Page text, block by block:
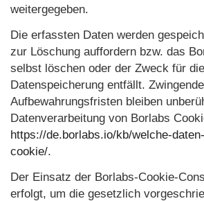
weitergegeben.
Die erfassten Daten werden
zur Löschung auffordern bzw. das
selbst löschen oder der Zweck für die
Datenspeicherung entfällt.
Aufbewahrungsfristen bleiben
Datenverarbeitung von Borlabs
https://de.borlabs.io/kb/welche-
cookie/.
Der Einsatz der Borlabs-Cookie-
erfolgt, um die gesetzlich